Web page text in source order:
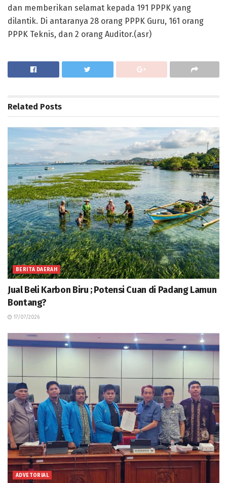
dan memberikan selamat kepada 191 PPPK yang
dilantik. Di antaranya 28 orang PPPK Guru, 161 orang
PPPK Teknis, dan 2 orang Auditor.(asr)
Related Posts
BERITA DAERAH
Jual Beli Karbon Biru ; Potensi Cuan di Padang Lamun
Bontang?
17/07/2026
ADVETORIAL